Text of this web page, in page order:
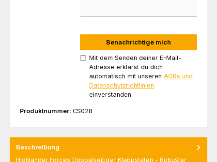
Benachrichtige mich
Mit dem Senden deiner E-Mail-
Adresse erklärst du dich
automatisch mit unserenAGBs und
Datenschutzrichtlinien
einverstanden.
Produktnummer: CS028
Beschreibung
Highlander Forces Doppelseitiger Klappstaten - Robuster